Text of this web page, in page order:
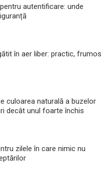
autentificare: unde
în aer liber: practic, frumos
culoarea naturală a buzelor
decât unul foarte închis
zilele în care nimic nu